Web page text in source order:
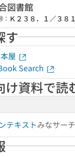
図書館
： Ｋ２３８．１／３８
す
屋
Search
け資料で読
テキストみなサー